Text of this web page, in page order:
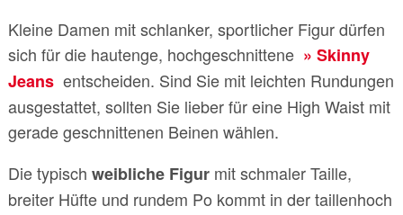
Kleine Damen mit schlanker, sportlicher Figur dürfen
sich für die hautenge, hochgeschnittene
Skinny
Jeans entscheiden. Sind Sie mit leichten Rundungen
ausgestattet, sollten Sie lieber für eine High Waist mit
gerade geschnittenen Beinen wählen.
Die typisch weibliche Figurmit schmaler Taille,
breiter Hüfte und rundem Po kommt in der taillenhoch